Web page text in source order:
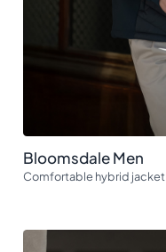
Bloomsdale Men
Comfortable hybrid jacket